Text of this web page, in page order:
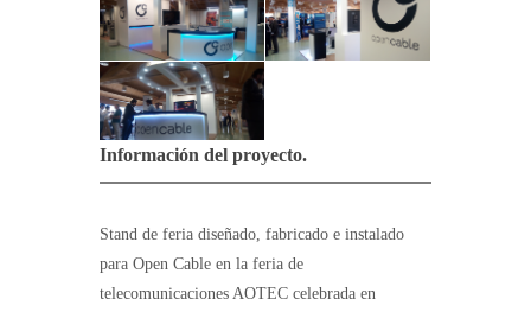
Información del proyecto.
Stand de feria diseñado, fabricado e instalado
para Open Cable en la feria de
telecomunicaciones AOTEC celebrada en